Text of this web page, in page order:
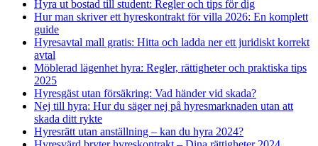
Hyra ut bostad till student: Regler och tips för dig
Hur man skriver ett hyreskontrakt för villa 2026: En komplett
guide
Hyresavtal mall gratis: Hitta och ladda ner ett juridiskt korrekt
avtal
Möblerad lägenhet hyra: Regler, rättigheter och praktiska tips
2025
Hyresgäst utan försäkring: Vad händer vid skada?
Nej till hyra: Hur du säger nej på hyresmarknaden utan att
skada ditt rykte
Hyresrätt utan anställning – kan du hyra 2024?